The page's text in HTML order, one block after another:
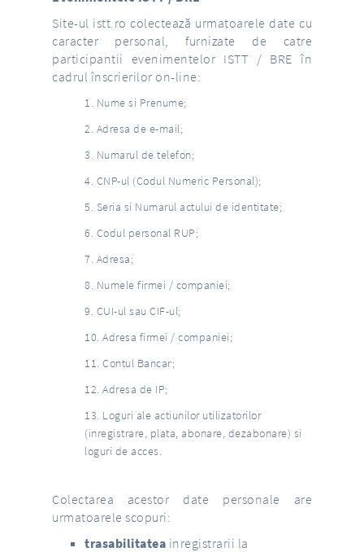
Site-ul istt.ro colectează urmatoarele date cu
caracter personal, furnizate de catre
participantii evenimentelor ISTT / BRE în
cadrul înscrierilor on-line:
Nume si Prenume;
Adresa de e-mail;
Numarul de telefon;
CNP-ul (Codul Numeric Personal);
Seria si Numarul actului de identitate;
Codul personal RUP;
Adresa;
Numele firmei / companiei;
CUI-ul sau CIF-ul;
Adresa firmei / companiei;
Contul Bancar;
Adresa de IP;
Loguri ale actiunilor utilizatorilor
(inregistrare, plata, abonare, dezabonare) si
loguri de acces.
Colectarea acestor date personale are
urmatoarele scopuri:
trasabilitatea inregistrarii la